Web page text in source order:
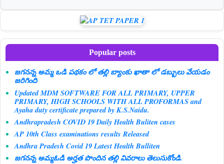
Popular posts
జగనన్న అమ్మ ఒడి పథకం లో తల్లి బ్యాంకు ఖాతా లో డబ్బులు వేయడం
జరిగింది
Updated MDM SOFTWARE FOR ALL PRIMARY, UPPER
PRIMARY, HIGH SCHOOLS WITH ALL PROFORMAS and
Ayaha duty certificate prepared by K.S.Naidu.
Andhrapradesh COVID 19 Daily Health Buliten cases
AP 10th Class examinations results Released
Andhra Pradesh Covid 19 Latest Health Bulliten
జగనన్న అమ్మఓడి అర్హత పొందిన తల్లి వివరాలు తెలుసుకోండి.